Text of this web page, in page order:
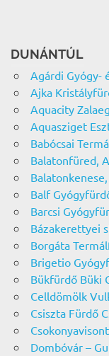
DUNÁNTÚL
Agárdi Gyógy-
Ajka
Aquacity
Aquasziget
Babócsai
Balatonfüred,
Balf
Barcsi
Bázakerettyei
Borgáta
Brigetio
Bükfürdő Büki
Celldömölk
Csiszta Fürdő
Dombóvár –